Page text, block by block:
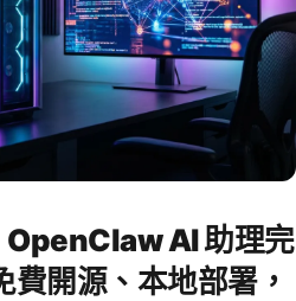
OpenClaw AI 助理完
費開源、本地部署，